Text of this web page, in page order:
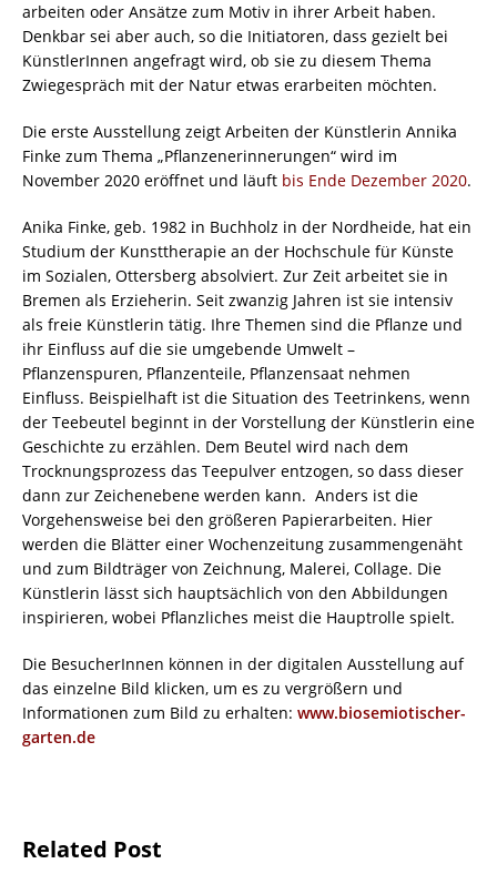
arbeiten oder Ansätze zum Motiv in ihrer Arbeit haben.
Denkbar sei aber auch, so die Initiatoren, dass gezielt bei
KünstlerInnen angefragt wird, ob sie zu diesem Thema
Zwiegespräch mit der Natur etwas erarbeiten möchten.
Die erste Ausstellung zeigt Arbeiten der Künstlerin Annika
Finke zum Thema „Pflanzenerinnerungen“ wird im
November 2020 eröffnet und läuft bis Ende Dezember 2020.
Anika Finke, geb. 1982 in Buchholz in der Nordheide, hat ein
Studium der Kunsttherapie an der Hochschule für Künste
im Sozialen, Ottersberg absolviert. Zur Zeit arbeitet sie in
Bremen als Erzieherin. Seit zwanzig Jahren ist sie intensiv
als freie Künstlerin tätig. Ihre Themen sind die Pflanze und
ihr Einfluss auf die sie umgebende Umwelt –
Pflanzenspuren, Pflanzenteile, Pflanzensaat nehmen
Einfluss. Beispielhaft ist die Situation des Teetrinkens, wenn
der Teebeutel beginnt in der Vorstellung der Künstlerin eine
Geschichte zu erzählen. Dem Beutel wird nach dem
Trocknungsprozess das Teepulver entzogen, so dass dieser
dann zur Zeichenebene werden kann. Anders ist die
Vorgehensweise bei den größeren Papierarbeiten. Hier
werden die Blätter einer Wochenzeitung zusammengenäht
und zum Bildträger von Zeichnung, Malerei, Collage. Die
Künstlerin lässt sich hauptsächlich von den Abbildungen
inspirieren, wobei Pflanzliches meist die Hauptrolle spielt.
Die BesucherInnen können in der digitalen Ausstellung auf
das einzelne Bild klicken, um es zu vergrößern und
Informationen zum Bild zu erhalten: www.biosemiotischer-
garten.de
Related Post